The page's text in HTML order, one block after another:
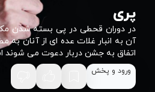
پری
در دوران قحطی در پی بسته شدن
آن به انبار غلات عده ای از آنان به
اتفاق به جشن دربار دعوت می شوند
ورود و پخش